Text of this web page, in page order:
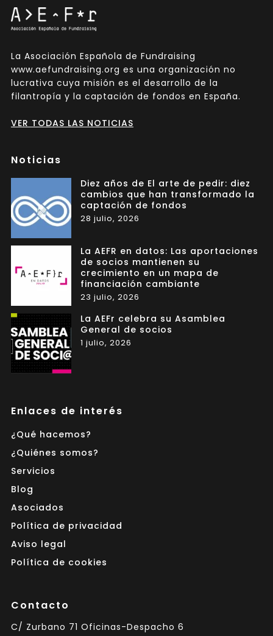
La Asociación Española de Fundraising
www.aefundraising.org es una organización no
lucrativa cuya misión es el desarrollo de la
filantropía y la captación de fondos en España.
VER TODAS LAS NOTICIAS
Noticias
Diez años de El arte de pedir: diez
cambios que han transformado la
captación de fondos
28 julio, 2026
La AEFR en datos: Las aportaciones
de socios mantienen su
crecimiento en un mapa de
financiación cambiante
23 julio, 2026
La AEFr celebra su Asamblea
General de socios
1 julio, 2026
Enlaces de interés
¿Qué hacemos?
¿Quiénes somos?
Servicios
Blog
Asociados
Política de privacidad
Aviso legal
Política de cookies
Contacto
C/ Zurbano 71 Oficinas-Despacho 6